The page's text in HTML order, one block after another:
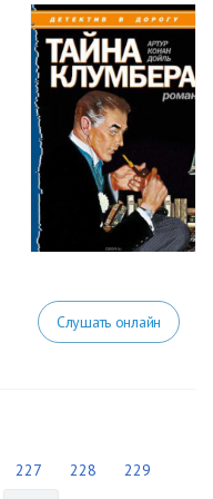
Слушать онлайн
227 228
229